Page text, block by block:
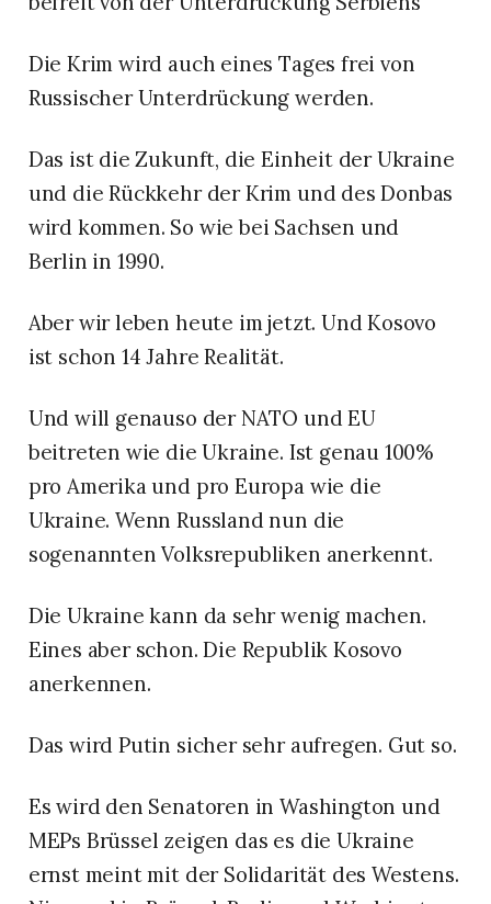
Die Krim wird auch eines Tages frei von
Russischer Unterdrückung werden.
Das ist die Zukunft, die Einheit der Ukraine
und die Rückkehr der Krim und des Donbas
wird kommen. So wie bei Sachsen und
Berlin in 1990.
Aber wir leben heute im jetzt. Und Kosovo
ist schon 14 Jahre Realität.
Und will genauso der NATO und EU
beitreten wie die Ukraine. Ist genau 100%
pro Amerika und pro Europa wie die
Ukraine. Wenn Russland nun die
sogenannten Volksrepubliken anerkennt.
Die Ukraine kann da sehr wenig machen.
Eines aber schon. Die Republik Kosovo
anerkennen.
Das wird Putin sicher sehr aufregen. Gut so.
Es wird den Senatoren in Washington und
MEPs Brüssel zeigen das es die Ukraine
ernst meint mit der Solidarität des Westens.